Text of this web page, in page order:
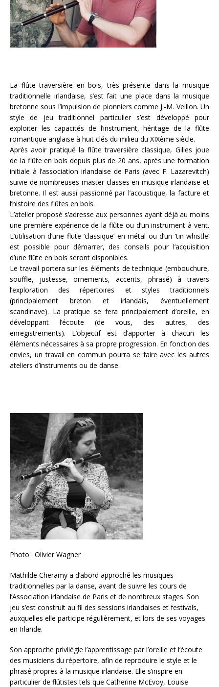
La flûte traversière en bois, très présente dans la musique
traditionnelle irlandaise, s’est fait une place dans la musique
bretonne sous l’impulsion de pionniers comme J.-M. Veillon. Un
style de jeu traditionnel particulier s’est développé pour
exploiter les capacités de l’instrument, héritage de la flûte
romantique anglaise à huit clés du milieu du XIXème siècle.
Après avoir pratiqué la flûte traversière classique, Gilles joue
de la flûte en bois depuis plus de 20 ans, après une formation
initiale à l’association irlandaise de Paris (avec F. Lazarevitch)
suivie de nombreuses master-classes en musique irlandaise et
bretonne. Il est aussi passionné par l’acoustique, la facture et
l’histoire des flûtes en bois.
L’atelier proposé s’adresse aux personnes ayant déjà au moins
une première expérience de la flûte ou d’un instrument à vent.
L’utilisation d’une flute ‘classique’ en métal ou d’un ‘tin whistle’
est possible pour démarrer, des conseils pour l’acquisition
d’une flûte en bois seront disponibles.
Le travail portera sur les éléments de technique (embouchure,
souffle, justesse, ornements, accents, phrasé) à travers
l’exploration des répertoires et styles traditionnels
(principalement breton et irlandais, éventuellement
scandinave). La pratique se fera principalement d’oreille, en
développant l’écoute (de vous, des autres, des
enregistrements). L’objectif est d’apporter à chacun les
éléments nécessaires à sa propre progression. En fonction des
envies, un travail en commun pourra se faire avec les autres
ateliers d’instruments ou de danse.
Photo : Olivier Wagner
Mathilde Cheramy a d’abord approché les musiques
traditionnelles par la danse, avant de suivre les cours de
l’Association irlandaise de Paris et de nombreux stages. Son
jeu s’est construit au fil des sessions irlandaises et festivals,
auxquelles elle participe régulièrement, et lors de ses voyages
en Irlande.
Son approche privilégie l’apprentissage par l’oreille et l’écoute
des musiciens du répertoire, afin de reproduire le style et le
phrasé propres à la musique irlandaise. Elle s’inspire en
particulier de flûtistes tels que Catherine McEvoy, Louise